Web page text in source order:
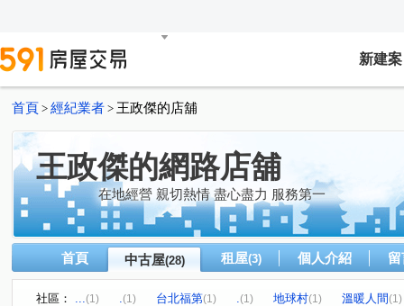
新建案
首頁 > 經紀業者 > 王政傑的店舖
王政傑的網路店舖
在地經營 親切熱情 盡心盡力 服務第一
首頁 中古屋(28) 租屋(3) 個人介紹
社區： ...(1) .(1) 台北福第(1) .(1) 地球村(1) 溫暖人間(1)